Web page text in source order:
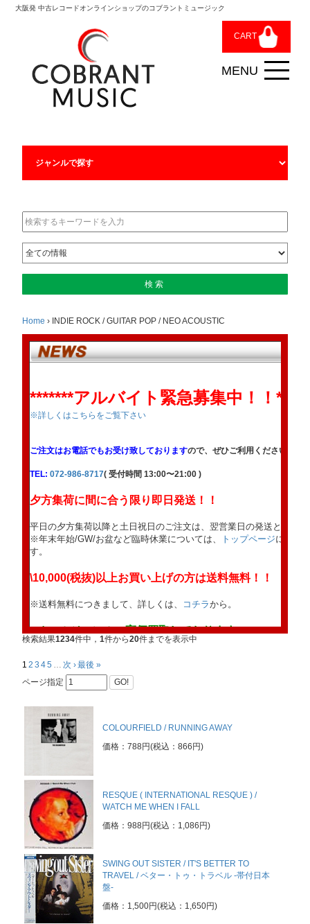
大阪発 中古レコードオンラインショップのコブラントミュージック
CART
Home › INDIE ROCK / GUITAR POP / NEO ACOUSTIC
*******アルバイト緊急募集中！！
※詳しくはこちらをご覧下さい
ご注文はお電話でもお受け致しておりますので、ぜひご利用ください。
TEL:072-986-8717( 受付時間 13:00〜21:00 )
夕方集荷に間に合う限り即日発送！！
平日の夕方集荷以降と土日祝日のご注文は、翌営業日の発送となり
※年末年始/GW/お盆など臨時休業については、
トップページにてお
す。
\10,000(税抜)以上お買い上げの方は送料無料！！
※送料無料につきまして、詳しくは、 コチラから。
■オールジャンル、高価買取しております■
クラブヒット系のLP,12'',7''はもちろん、心の琴線を揺さぶる英国産
ィックやUSインディーポップ、CREATIONレーベル周辺のUK
ーなどを中心に取り揃えております。大量の買付商品の中からカル
はコチラからどうぞ。宜しくお願い致します。
検索結果1234件中，1件から20件までを表示中
1 2 3 45 … 次 ›最後 »
ページ指定
GO!
COLOURFIELD / RUNNING AWAY
価格：788円(税込：866円)
RESQUE ( INTERNATIONAL RESQUE ) /
WATCH ME WHEN I FALL
価格：988円(税込：1,086円)
SWING OUT SISTER / IT'S BETTER TO
TRAVEL / ベター・トゥ・トラベル -帯付日本
盤-
価格：1,500円(税込：1,650円)